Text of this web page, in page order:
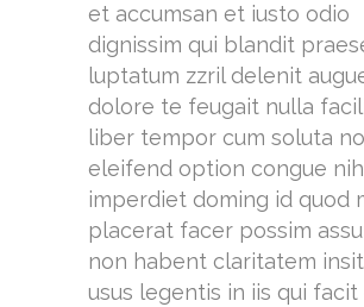
et accumsan et iusto odio
dignissim qui blandit
luptatum zzril delenit
dolore te feugait nulla
liber tempor cum soluta
eleifend option congue
imperdiet doming id quod
placerat facer possim
non habent claritatem
usus legentis in iis qui facit